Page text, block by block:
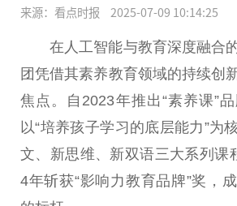
来源：看点时报 2025-07-09 10:14:25
在人工智能与教育深度融合
团凭借其素养教育领域的持续创
焦点。自2023年推出“素养课”
以“培养孩子学习的底层能力”为
文、新思维、新双语三大系列课
4年斩获“影响力教育品牌”奖，